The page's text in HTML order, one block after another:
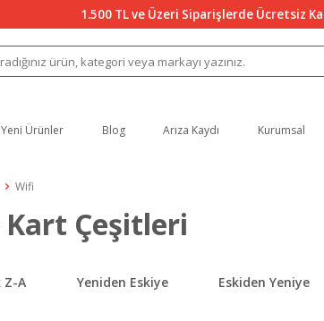
1.500 TL ve Üzeri Siparişlerde Ücretsiz
Yeni Ürünler Blog Arıza Kaydı Kurumsal
Wifi
Çeşitleri
A Yeniden Eskiye Eskiden Yeniye